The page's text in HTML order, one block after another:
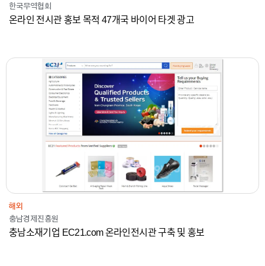
한국무역협회
온라인 전시관 홍보 목적 47개국 바이어 타겟 광고
2019-2021
충남경제진흥원
온라인광고
해외
해외
충남경제진흥원
충남소재기업 EC21.com 온라인전시관 구축 및 홍보